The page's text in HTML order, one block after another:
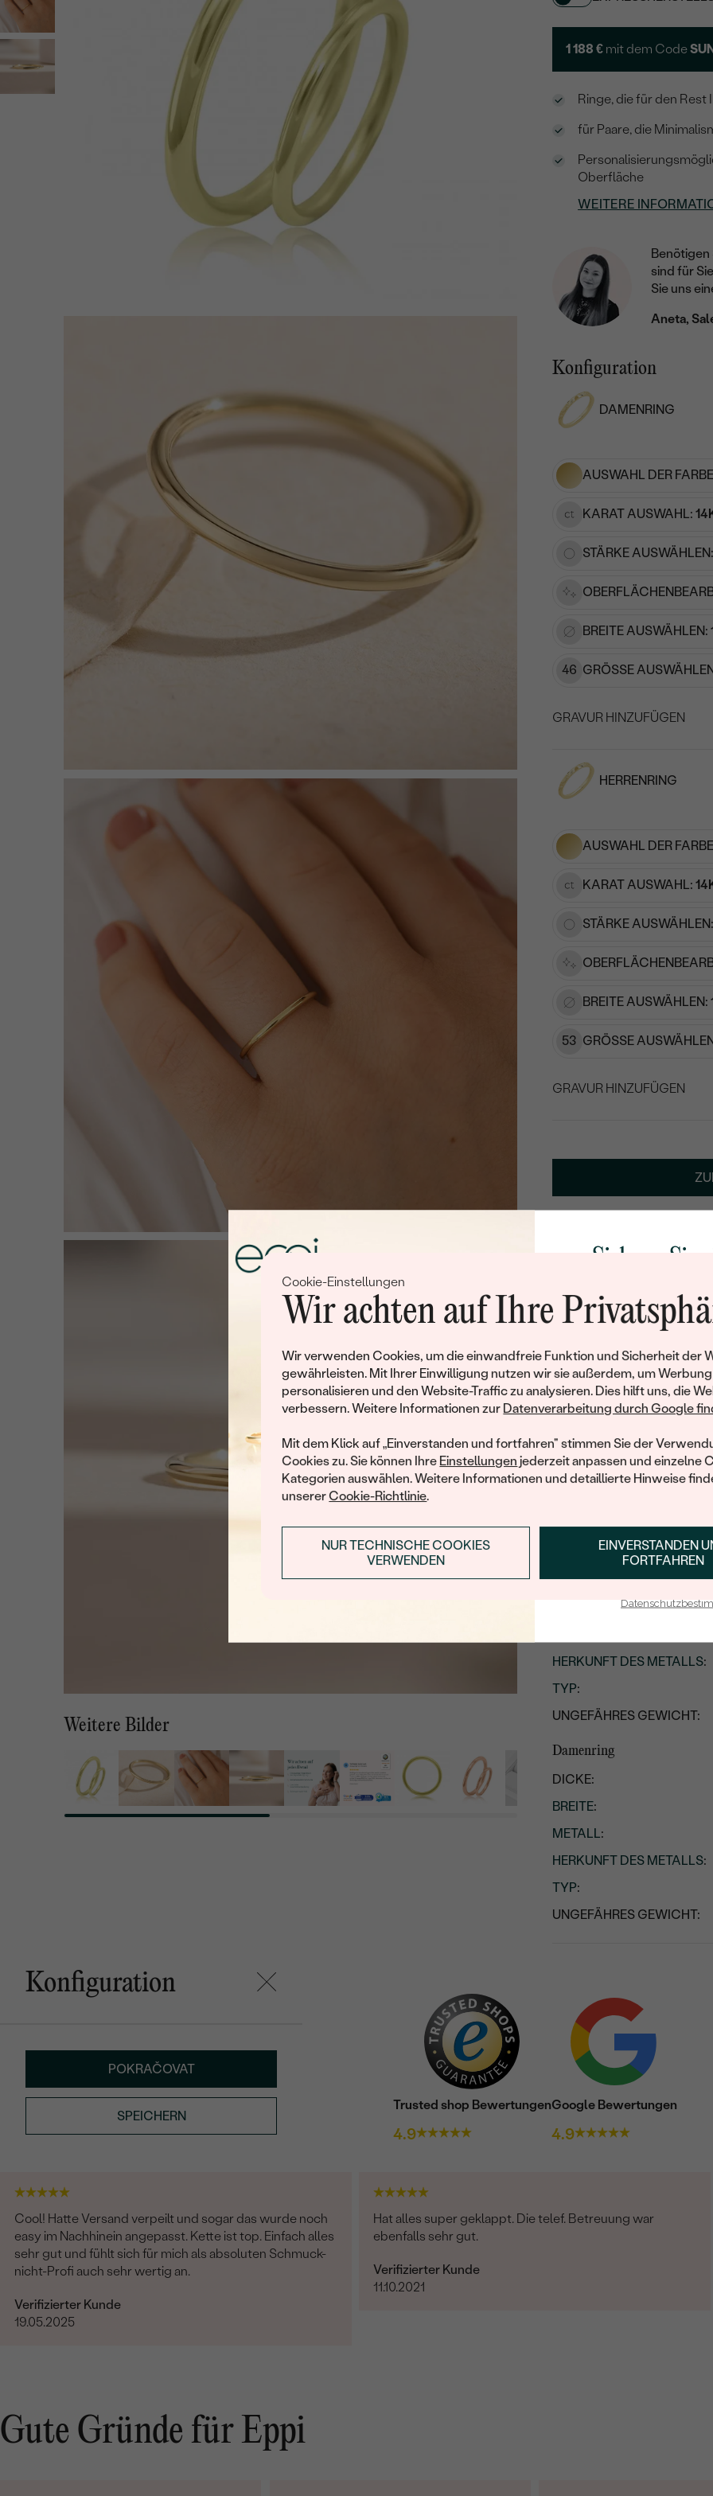
Cookie-Einstellungen
Wir achten auf Ihre
Wir verwenden Cookies, um die einwandfreie Funktion und Sicherheit der
gewährleisten. Mit Ihrer Einwilligung nutzen wir sie außerdem, um Werbung
personalisieren und den Website-Traffic zu analysieren. Dies hilft uns, die
verbessern. Weitere Informationen zur Datenverarbeitung durch Google
Mit dem Klick auf „Einverstanden und fortfahren" stimmen Sie der
Cookies zu. Sie können Ihre Einstellungen jederzeit anpassen und einzelne
Kategorien auswählen. Weitere Informationen und detaillierte Hinweise
unsererCookie-Richtlinie.
EINVERSTANDEN
FORTFAHREN
NUR TECHNISCHE COOKIES
VERWENDEN
Weitere Bilder
1 188 € mit dem Code
Ringe, die für den Rest
für Paare, die
Oberfläche
WEITERE
Benötigen
sind für
Sie uns
Aneta,
Konfiguration
DAMENRING
AUSWAHL DER
KARAT AUSWAHL:
STÄRKE AUSWÄHLEN:
BREITE AUSWÄHLEN:
46 GRÖSSE
GRAVUR HINZUFÜGEN
Geben Sie Initialen/Text
HERRENRING
AUSWAHL DER
KARAT AUSWAHL:
STÄRKE AUSWÄHLEN:
BREITE AUSWÄHLEN:
53 GRÖSSE
GRAVUR HINZUFÜGEN
Geben Sie Initialen/Text
ANDERE METALLE
Herrenring
DICKE:
HERKUNFT DES METALLS:
TYP:
UNGEFÄHRES GEWICHT:
Damenring
DICKE:
BREITE:
METALL:
HERKUNFT DES METALLS:
TYP:
UNGEFÄHRES GEWICHT:
Konfiguration
POKRAČOVAT
SPEICHERN
Trusted shop Bewertungen
4.9
Google Bewertungen
4.9
Cool! Hatte Versand verpeilt und sogar das wurde noch
easy im Nachhinein angepasst. Kette ist top. Einfach alles
sehr gut und fühlt sich für mich als absoluten Schmuck-
nicht-Profi auch sehr wertig an.
Verifizierter Kunde
19.05.2025
Hat alles super geklappt. Die telef. Betreuung war
ebenfalls sehr gut.
Verifizierter Kunde
11.10.2021
Gute Gründe für Eppi
Sichern Sie
Rabatt auf
Werden Sie Teil
und entdecken Sie die
gefertigten Schmucks
Ihren ersten
ANMELDEN &
E-Mail-Adresse je bei uns in